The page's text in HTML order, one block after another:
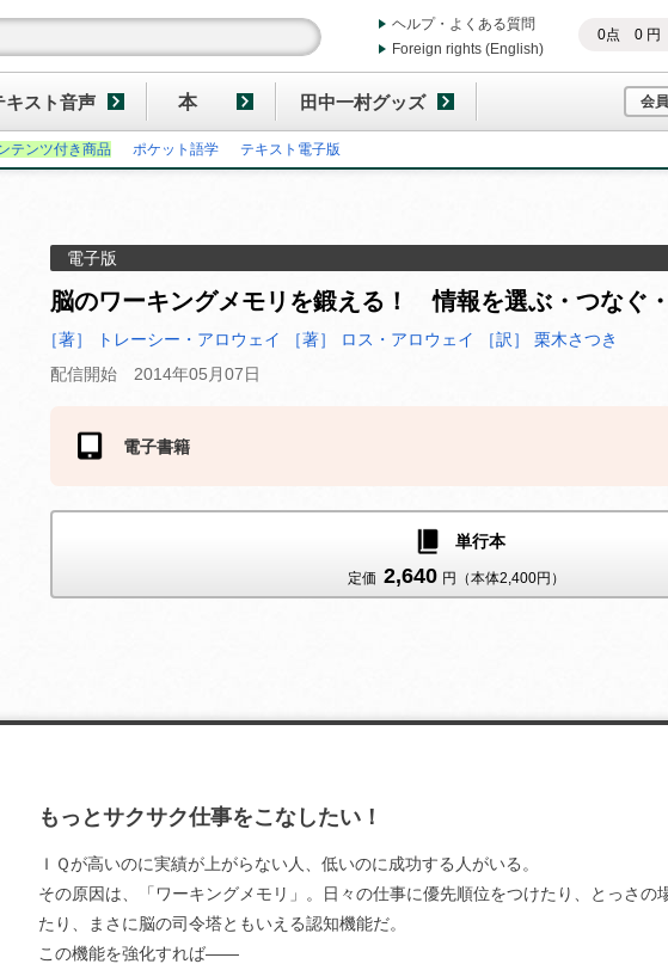
0点 0円
ヘルプ・よくある質問
Foreign rights (English)
キスト音声 本 田中一村グッズ 会
テンツ付き商品 ポケット語学 テキスト電子版
電子版
脳のワーキングメモリを鍛える！ 情報を選ぶ・つなぐ
［著］ トレーシー・アロウェイ ［著］ ロス・アロウェイ
［訳］ 栗木さつき
配信開始 2014年05月07日
電子書籍
単行本
定価 2,640 円（本体2,400円）
もっとサクサク仕事をこなしたい！
ＩＱが高いのに実績が上がらない人、低いのに成功する人がいる。
その原因は、「ワーキングメモリ」。日々の仕事に優先順位をつけたり、とっさの
たり、まさに脳の司令塔ともいえる認知機能だ。
この機能を強化すれば――